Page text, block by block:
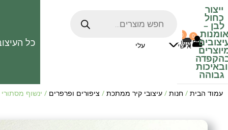
ייצור
כחול
לבן –
אומנות
ובאיכות
גבוהה
₪0
0
עלי
0
אזור
אישי כל
עמוד הבית / חנות / עיצובי קיר ממתכת / ציפורים ופרפרים / ינשוף מסתורי